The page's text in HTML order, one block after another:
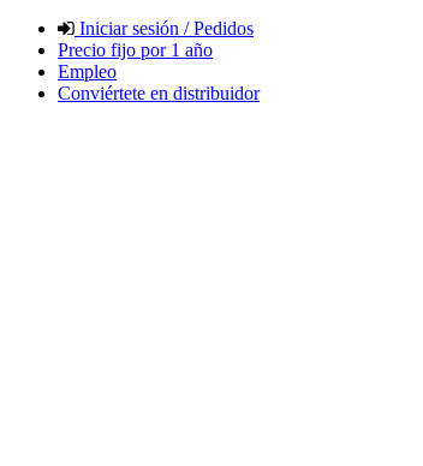
Iniciar sesión / Pedidos
Precio fijo por 1 año
Empleo
Conviértete en distribuidor